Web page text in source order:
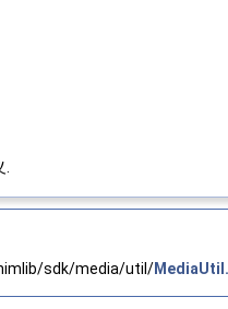
.
sdk/media/util/